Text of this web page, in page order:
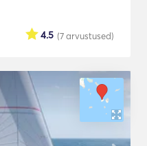
(7arvustused)
4.5